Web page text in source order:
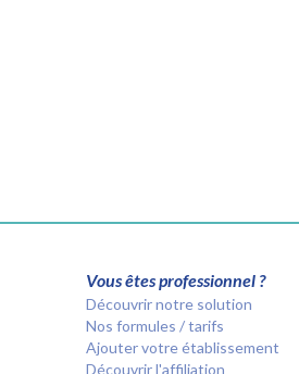
Vous êtes professionnel ?
Découvrir notre solution
Nos formules / tarifs
Ajouter votre établissement
Découvrir l'affiliation